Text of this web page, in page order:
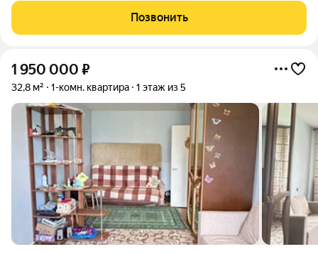
площади. Квартира полностью готова к проживанию: можно
заезжать и жить без вложений или с первого
Позвонить
1 950 000 ₽
32,8 м² 1-комн. квартира 1 этаж из 5